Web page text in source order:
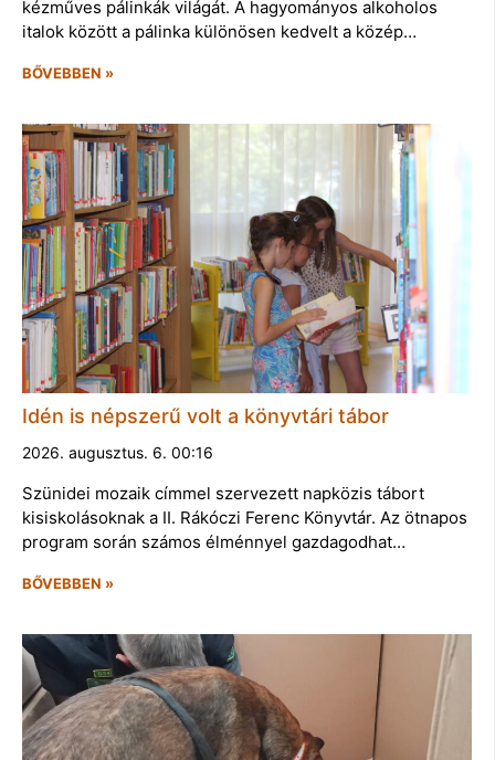
kézműves pálinkák világát. A hagyományos alkoholos
italok között a pálinka különösen kedvelt a közép…
BŐVEBBEN »
Idén is népszerű volt a könyvtári tábor
2026. augusztus. 6. 00:16
Szünidei mozaik címmel szervezett napközis tábort
kisiskolásoknak a II. Rákóczi Ferenc Könyvtár. Az ötnapos
program során számos élménnyel gazdagodhat…
BŐVEBBEN »